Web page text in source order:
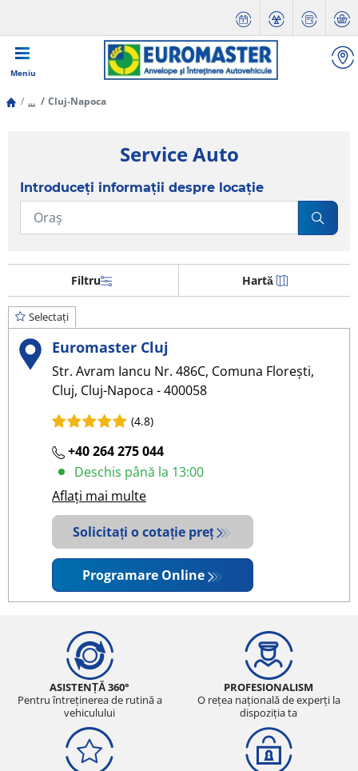
Meniu
... Cluj-Napoca
Service Auto
Introduceți informații despre locație
Filtru Hartă
Selectați
Euromaster Cluj
Str. Avram Iancu Nr. 486C, Comuna Florești,
Cluj, Cluj-Napoca - 400058
(4.8)
+40 264 275 044
Deschis până la 13:00
Aflați mai multe
Solicitați o cotație preț
Programare Online
ASISTENȚĂ 360°
Pentru întreținerea de rutină a
vehiculului
PROFESIONALISM
O rețea națională de experți la
dispoziția ta